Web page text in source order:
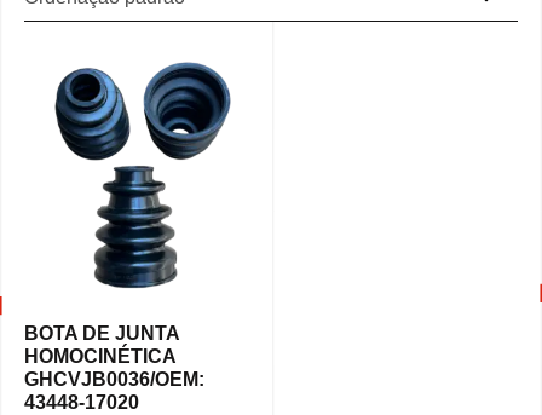
BOTA DE JUNTA
HOMOCINÉTICA
GHCVJB0036/OEM:
43448-17020